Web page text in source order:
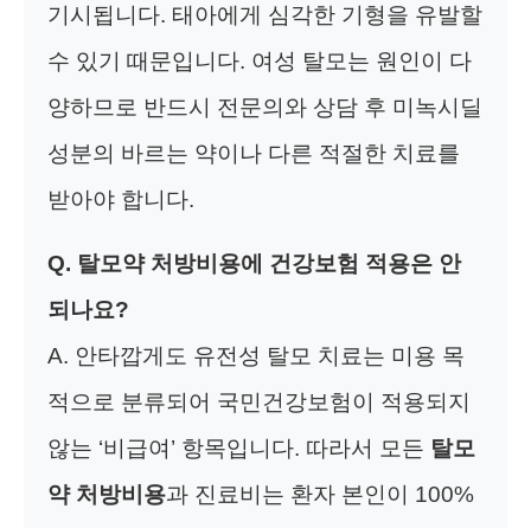
기시됩니다. 태아에게 심각한 기형을 유발할
수 있기 때문입니다. 여성 탈모는 원인이 다
양하므로 반드시 전문의와 상담 후 미녹시딜
성분의 바르는 약이나 다른 적절한 치료를
받아야 합니다.
Q. 탈모약 처방비용에 건강보험 적용은 안
되나요?
A. 안타깝게도 유전성 탈모 치료는 미용 목
적으로 분류되어 국민건강보험이 적용되지
않는 ‘비급여’ 항목입니다. 따라서 모든 탈모
약 처방비용과 진료비는 환자 본인이 100%